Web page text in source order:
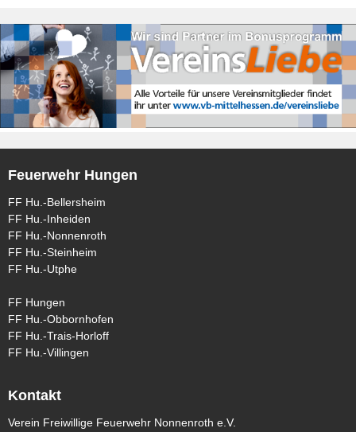
Feuerwehr Hungen
FF Hu.-Bellersheim
FF Hu.-Inheiden
FF Hu.-Nonnenroth
FF Hu.-Steinheim
FF Hu.-Utphe
FF Hungen
FF Hu.-Obbornhofen
FF Hu.-Trais-Horloff
FF Hu.-Villingen
Kontakt
Verein Freiwillige Feuerwehr Nonnenroth e.V.